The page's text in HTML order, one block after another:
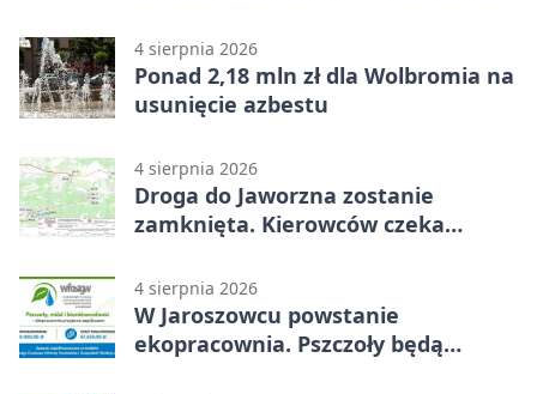
4 sierpnia 2026
Ponad 2,18 mln zł dla Wolbromia na
usunięcie azbestu
4 sierpnia 2026
Droga do Jaworzna zostanie
zamknięta. Kierowców czeka
4 sierpnia 2026
W Jaroszowcu powstanie
ekopracownia. Pszczoły będą